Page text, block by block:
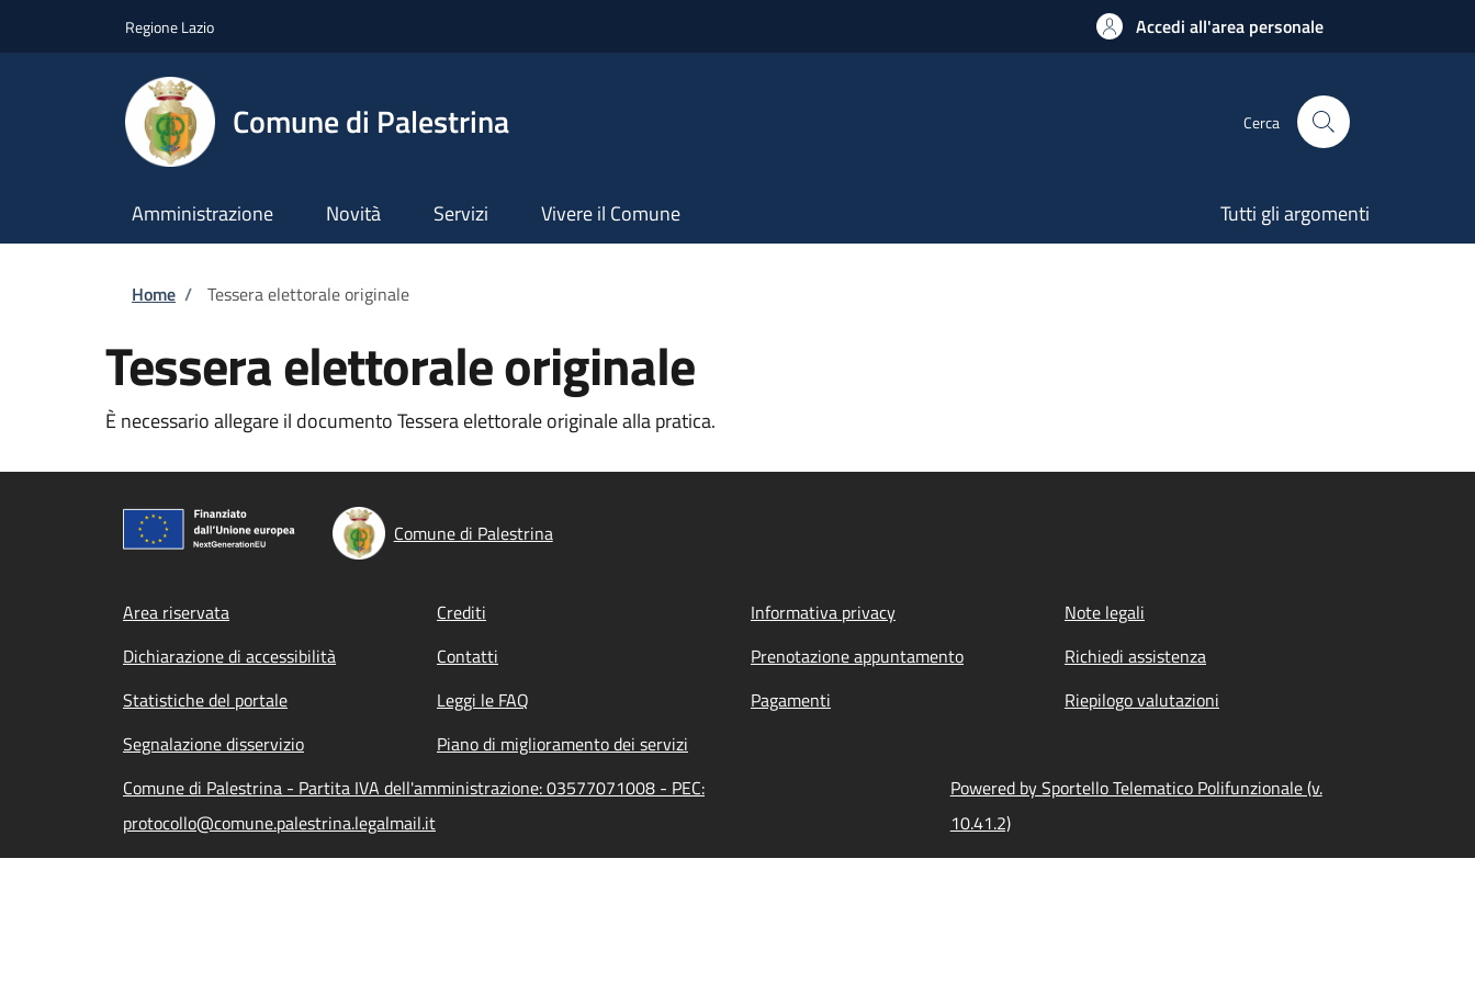
Regione Lazio Accedi all'area personale
Comune di Palestrina Cerca
Amministrazione Novità Servizi Vivere il Comune Tutti gli argomenti
Briciole di pane
Home / Tessera elettorale originale
Tessera elettorale originale
È necessario allegare il documento Tessera elettorale originale alla pratica.
Comune di Palestrina
Footer menu
Area riservata Crediti Informativa privacy
Note legali
Dichiarazione di accessibilità
Contatti Prenotazione appuntamento
Richiedi assistenza
Statistiche del portale
Leggi le FAQ Pagamenti
Riepilogo valutazioni
Segnalazione disservizio
Piano di miglioramento dei servizi
Comune di Palestrina - Partita IVA dell'amministrazione: 03577071008 - PEC:
protocollo@comune.palestrina.legalmail.it
Powered by Sportello Telematico Polifunzionale (v.
10.41.2)